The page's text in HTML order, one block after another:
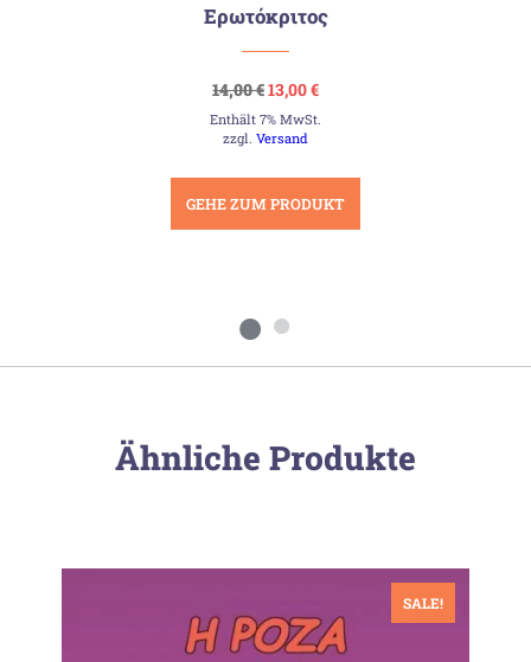
Ερωτόκριτος
14,00€Ursprünglicher
Preis
war:
14,00 €
13,00€Aktueller
ist:
Enthält 7% MwSt.
zzgl.Versand
GEHE ZUM PRODUKT
Ähnliche Produkte
SALE!